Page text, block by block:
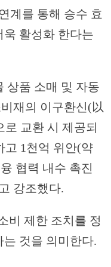
계를 통해 승수 효
활성화 한다는
상품 소매 및 자동
재의 이구환신(以
교환 시 제공되
고 1천억 위안(약
협력 내수 촉진
강조했다.
비 제한 조치를 정
것을 의미한다.